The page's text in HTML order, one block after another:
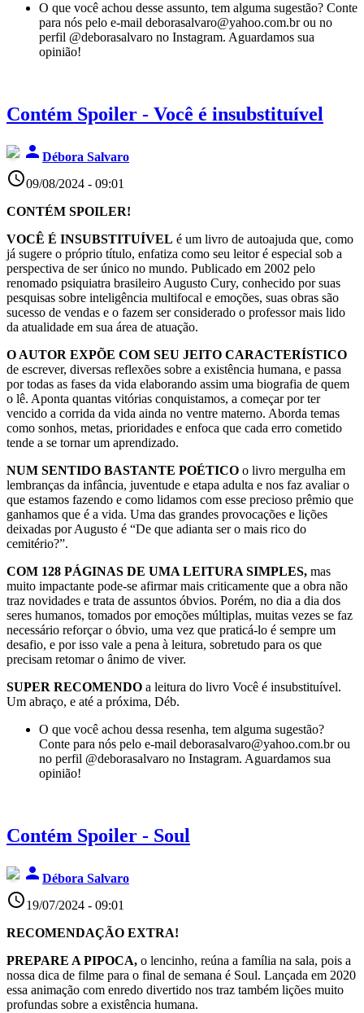
O que você achou desse assunto, tem alguma sugestão? Conte
para nós pelo e-mail deborasalvaro@yahoo.com.br ou no
perfil @deborasalvaro no Instagram. Aguardamos sua
opinião!
Contém Spoiler - Você é insubstituível
person Débora Salvaro
access_time09/08/2024 - 09:01
CONTÉM SPOILER!
VOCÊ É INSUBSTITUÍVEL é um livro de autoajuda que, como
já sugere o próprio título, enfatiza como seu leitor é especial sob a
perspectiva de ser único no mundo. Publicado em 2002 pelo
renomado psiquiatra brasileiro Augusto Cury, conhecido por suas
pesquisas sobre inteligência multifocal e emoções, suas obras são
sucesso de vendas e o fazem ser considerado o professor mais lido
da atualidade em sua área de atuação.
O AUTOR EXPÕE COM SEU JEITO CARACTERÍSTICO
de escrever, diversas reflexões sobre a existência humana, e passa
por todas as fases da vida elaborando assim uma biografia de quem
o lê. Aponta quantas vitórias conquistamos, a começar por ter
vencido a corrida da vida ainda no ventre materno. Aborda temas
como sonhos, metas, prioridades e enfoca que cada erro cometido
tende a se tornar um aprendizado.
NUM SENTIDO BASTANTE POÉTICO o livro mergulha em
lembranças da infância, juventude e etapa adulta e nos faz avaliar o
que estamos fazendo e como lidamos com esse precioso prêmio que
ganhamos que é a vida. Uma das grandes provocações e lições
deixadas por Augusto é “De que adianta ser o mais rico do
cemitério?”.
COM 128 PÁGINAS DE UMA LEITURA SIMPLES, mas
muito impactante pode-se afirmar mais criticamente que a obra não
traz novidades e trata de assuntos óbvios. Porém, no dia a dia dos
seres humanos, tomados por emoções múltiplas, muitas vezes se faz
necessário reforçar o óbvio, uma vez que praticá-lo é sempre um
desafio, e por isso vale a pena à leitura, sobretudo para os que
precisam retomar o ânimo de viver.
SUPER RECOMENDO a leitura do livro Você é insubstituível.
Um abraço, e até a próxima, Déb.
O que você achou dessa resenha, tem alguma sugestão?
Conte para nós pelo e-mail deborasalvaro@yahoo.com.br ou
no perfil @deborasalvaro no Instagram. Aguardamos sua
opinião!
Contém Spoiler - Soul
person Débora Salvaro
access_time19/07/2024 - 09:01
RECOMENDAÇÃO EXTRA!
PREPARE A PIPOCA, o lencinho, reúna a família na sala, pois a
nossa dica de filme para o final de semana é Soul. Lançada em 2020
essa animação com enredo divertido nos traz também lições muito
profundas sobre a existência humana.